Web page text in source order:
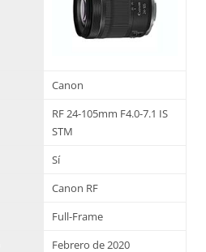
Canon
RF 24-105mm F4.0-7.1 IS
STM
Sí
Canon RF
Full-Frame
Febrero de 2020